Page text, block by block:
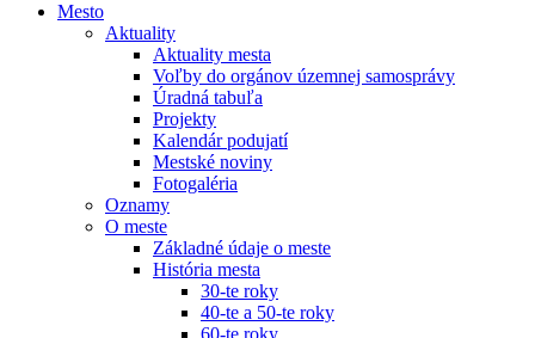
Mesto
Aktuality
Aktuality mesta
Voľby do orgánov územnej samosprávy
Úradná tabuľa
Projekty
Kalendár podujatí
Mestské noviny
Fotogaléria
Oznamy
O meste
Základné údaje o meste
História mesta
30-te roky
40-te a 50-te roky
60-te roky